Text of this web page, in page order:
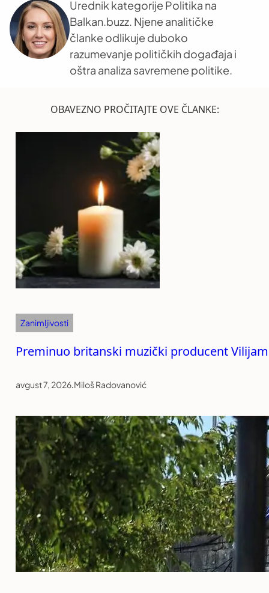
Urednik kategorije Politika na
Balkan.buzz. Njene analitičke
članke odlikuje duboko
razumevanje političkih događaja i
oštra analiza savremene politike.
OBAVEZNO PROČITAJTE OVE ČLANKE:
Zanimljivosti
Preminuo britanski muzički producent
avgust 7, 2026.Miloš Radovanović